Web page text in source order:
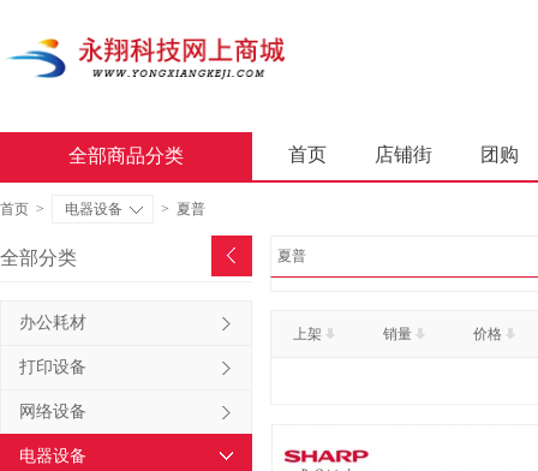
全部商品分类 首页 店铺街 团购
屏风类
轻金属床类 木制床类
首页 > 电器设备 > 夏普
全部分类
办公耗材
打印设备
网络设备
电器设备
夏普
上架 销量 价格